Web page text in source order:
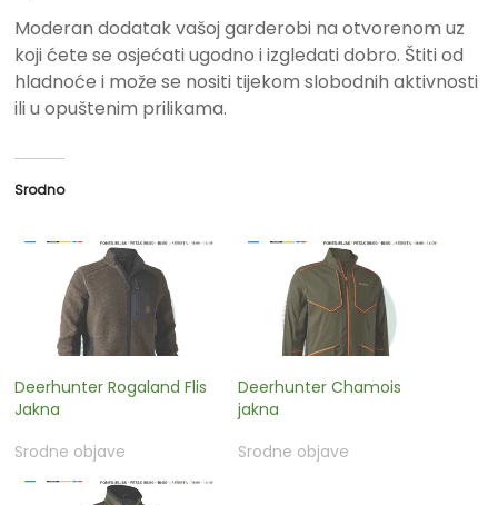
Moderan dodatak vašoj garderobi na otvorenom uz
koji ćete se osjećati ugodno i izgledati dobro. Štiti od
hladnoće i može se nositi tijekom slobodnih aktivnosti
ili u opuštenim prilikama.
Srodno
Deerhunter Rogaland Flis
Jakna
Srodne objave
Deerhunter Chamois
jakna
Srodne objave